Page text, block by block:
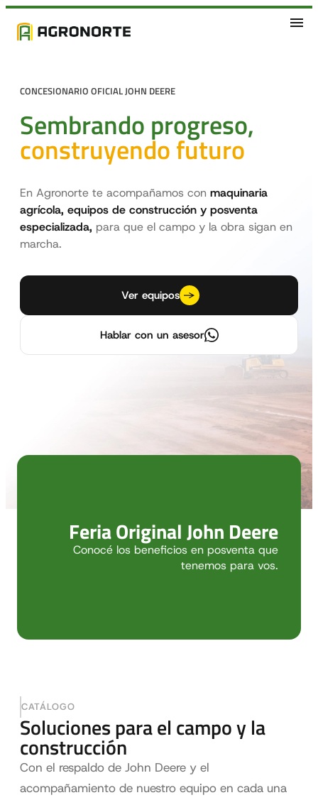
CONCESIONARIO OFICIAL JOHN DEERE
Sembrando progreso,
construyendo futuro
En Agronorte te acompañamos con maquinaria
agrícola, equipos de construcción y posventa
especializada, para que el campo y la obra sigan en
marcha.
Ver equipos
Hablar con un asesor
Feria Original John Deere
Conocé los beneficios en posventa que
tenemos para vos.
CATÁLOGO
Soluciones para el campo y la
construcción
Con el respaldo de John Deere y el
acompañamiento de nuestro equipo en cada una